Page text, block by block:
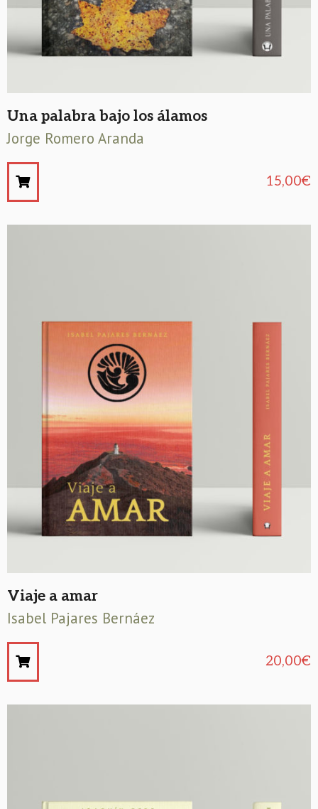
Una palabra bajo los álamos
Jorge Romero Aranda
15,00€
Viaje a amar
Isabel Pajares Bernáez
20,00€